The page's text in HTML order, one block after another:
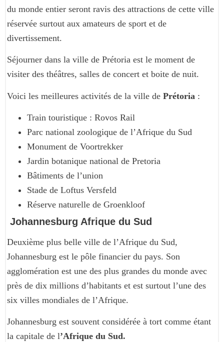
du monde entier seront ravis des attractions de cette ville
réservée surtout aux amateurs de sport et de
divertissement.
Séjourner dans la ville de Prétoria est le moment de
visiter des théâtres, salles de concert et boite de nuit.
Voici les meilleures activités de la ville de Prétoria :
Train touristique : Rovos Rail
Parc national zoologique de l’Afrique du Sud
Monument de Voortrekker
Jardin botanique national de Pretoria
Bâtiments de l’union
Stade de Loftus Versfeld
Réserve naturelle de Groenkloof
Johannesburg Afrique du Sud
Deuxième plus belle ville de l’Afrique du Sud,
Johannesburg est le pôle financier du pays. Son
agglomération est une des plus grandes du monde avec
près de dix millions d’habitants et est surtout l’une des
six villes mondiales de l’Afrique.
Johannesburg est souvent considérée à tort comme étant
la capitale de l’Afrique du Sud.